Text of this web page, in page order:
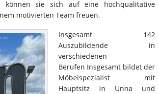
können sie sich auf eine hochqualitative
motivierten Team freuen.
Insgesamt 142
Auszubildende in
verschiedenen
Berufen Insgesamt bildet der
Möbelspezialist mit
Hauptsitz in Unna und